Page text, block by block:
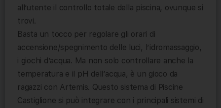
all’utente il controllo totale della piscina, ovunque si
trovi.
Basta un tocco per regolare gli orari di
accensione/spegnimento delle luci, l’idromassaggio,
i giochi d’acqua. Ma non solo controllare anche la
temperatura e il pH dell’acqua, è un gioco da
ragazzi con Artemis. Questo sistema di Piscine
Castiglione si può integrare con i principali sistemi di